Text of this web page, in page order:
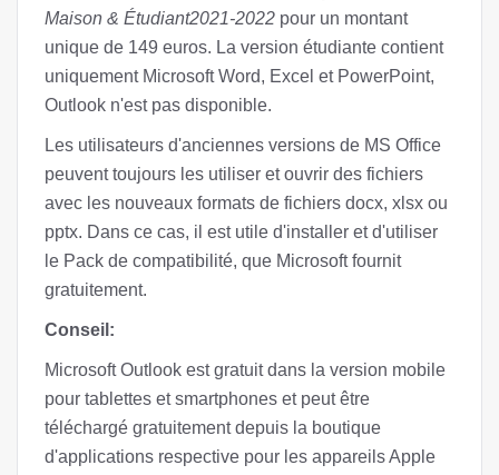
Maison & Étudiant2021-2022 pour un montant
unique de 149 euros. La version étudiante contient
uniquement Microsoft Word, Excel et PowerPoint,
Outlook n'est pas disponible.
Les utilisateurs d'anciennes versions de MS Office
peuvent toujours les utiliser et ouvrir des fichiers
avec les nouveaux formats de fichiers docx, xlsx ou
pptx. Dans ce cas, il est utile d'installer et d'utiliser
le Pack de compatibilité, que Microsoft fournit
gratuitement.
Conseil:
Microsoft Outlook est gratuit dans la version mobile
pour tablettes et smartphones et peut être
téléchargé gratuitement depuis la boutique
d'applications respective pour les appareils Apple